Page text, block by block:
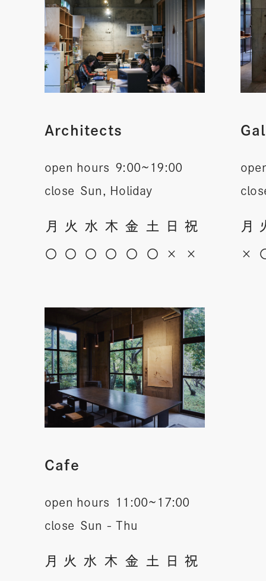
Architects
open hours 9:00~19:00
close Sun, Holiday
月 火 水 木 金 土 日 祝
〇 〇 〇 〇 〇 〇 × ×
月
×
Cafe
open hours 11:00~17:00
close Sun - Thu
月 火 水 木 金 土 日 祝